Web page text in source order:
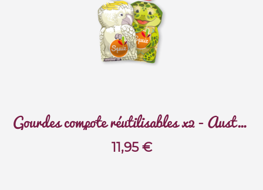
Gourdes compote réutilisables x2 - Australie
11,95€